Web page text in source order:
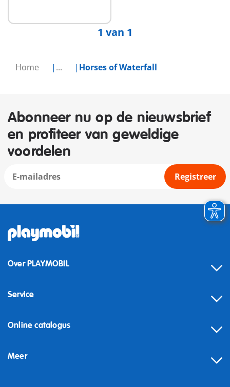
Home ... Horses of Waterfall
1 van 1
Abonneer nu op de nieuwsbrief
en profiteer van geweldige
voordelen
Registreer
Over PLAYMOBIL
Service
Online catalogus
Meer